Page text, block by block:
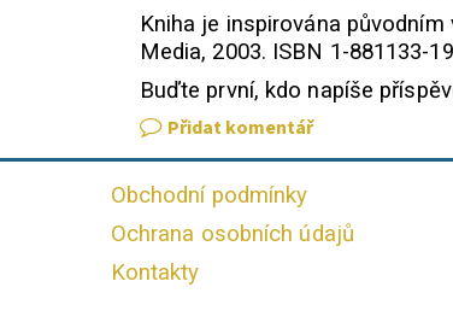
Kniha je inspirována
Media, 2003. ISBN 1-881133-
Buďte první, kdo napíše
Přidat komentář
Obchodní podmínky
Ochrana osobních údajů
Kontakty